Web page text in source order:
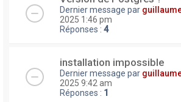
Dernier message par
2025 1:46 pm
Réponses : 4
installation impossible
Dernier message par
2025 9:42 am
Réponses : 1